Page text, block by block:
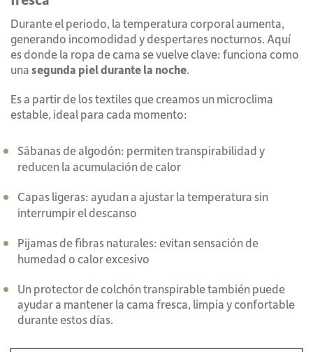
Durante el periodo, la temperatura corporal aumenta,
generando incomodidad y despertares nocturnos. Aquí
es donde la ropa de cama se vuelve clave: funciona como
unasegunda piel durante la noche.
Es a partir de los textiles que creamos un microclima
estable, ideal para cada momento:
Sábanas de algodón: permiten transpirabilidad y
reducen la acumulación de calor
Capas ligeras: ayudan a ajustar la temperatura sin
interrumpir el descanso
Pijamas de fibras naturales: evitan sensación de
humedad o calor excesivo
Un protector de colchón transpirable también puede
ayudar a mantener la cama fresca, limpia y confortable
durante estos días.